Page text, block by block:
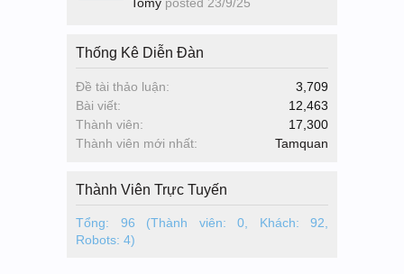
Thống Kê Diễn Đàn
Đề tài thảo luận:
3,709
Bài viết:
12,463
Thành viên:
17,300
Thành viên mới nhất:
Tamquan
Thành Viên Trực Tuyến
Tổng: 96 (Thành viên: 0, Khách: 92,
Robots: 4)